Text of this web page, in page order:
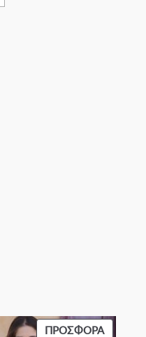
ΠΡΟΣΦΟΡΆΠΡΟΪΌΝ